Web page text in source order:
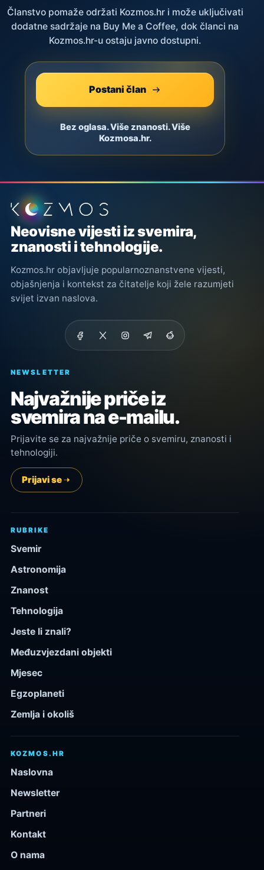
Članstvo pomaže održati Kozmos.hr i može uključivati
dodatne sadržaje na Buy Me a Coffee, dok članci na
Kozmos.hr-u ostaju javno dostupni.
Postani član
Bez oglasa. Više znanosti. Više
Kozmosa.hr.
Podnožje stranice
Neovisne vijesti iz svemira,
znanosti i tehnologije.
Kozmos.hr objavljuje popularnoznanstvene vijesti,
objašnjenja i kontekst za čitatelje koji žele razumjeti
svijet izvan naslova.
NEWSLETTER
Najvažnije priče iz
svemira na e-mailu.
Prijavite se za najvažnije priče o svemiru, znanosti i
tehnologiji.
Prijavi se
RUBRIKE
Svemir
Astronomija
Znanost
Tehnologija
Jeste li znali?
Međuzvjezdani objekti
Mjesec
Egzoplaneti
Zemlja i okoliš
KOZMOS.HR
Naslovna
Newsletter
Partneri
Kontakt
O nama